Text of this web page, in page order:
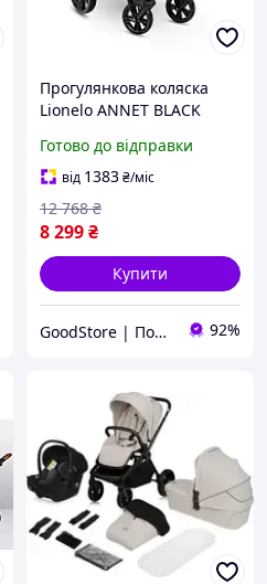
Прогулянкова коляска
Lionelo ANNET BLACK
Готово до відправки
від 1383₴/міс
8 299₴
12 768 ₴
Купити
GoodStore | Подарунки, Товари для дому та работи 92%